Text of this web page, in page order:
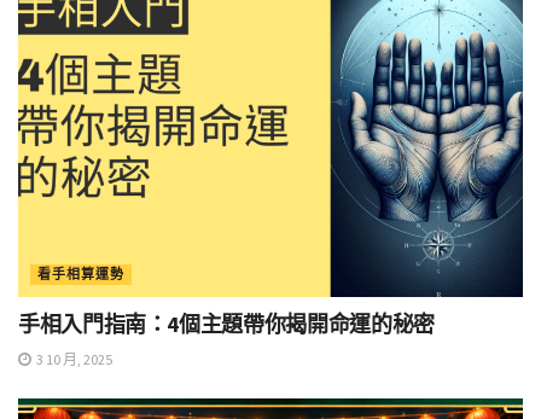
看手相算運勢
手相入門指南：4個主題帶你揭開命運的秘密
3 10 月, 2025